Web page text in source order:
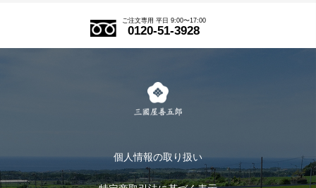
式部の香りシリーズ
お茶のギフト
ログイン
ご注文専用 平日 9:00〜17:00
0120-51-3928
個人情報の取り扱い